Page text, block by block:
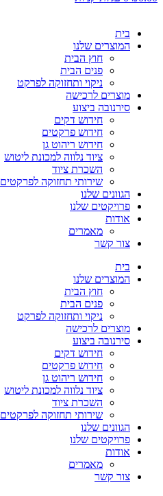
בית
המוצרים שלנו
חוץ הבית
פנים הבית
ניקוי ותחזוקה לפרקט
מוצרים לרכישה
סירנובה ביצוע
חידוש דקים
חידוש פרקטים
חידוש ריהוט גן
ציוד נלווה למכונת ליטוש
השכרת ציוד
שירותי תחזוקה לפרקטים
הגוונים שלנו
פרויקטים שלנו
אודות
מאמרים
צור קשר
בית
המוצרים שלנו
חוץ הבית
פנים הבית
ניקוי ותחזוקה לפרקט
מוצרים לרכישה
סירנובה ביצוע
חידוש דקים
חידוש פרקטים
חידוש ריהוט גן
ציוד נלווה למכונת ליטוש
השכרת ציוד
שירותי תחזוקה לפרקטים
הגוונים שלנו
פרויקטים שלנו
אודות
מאמרים
צור קשר